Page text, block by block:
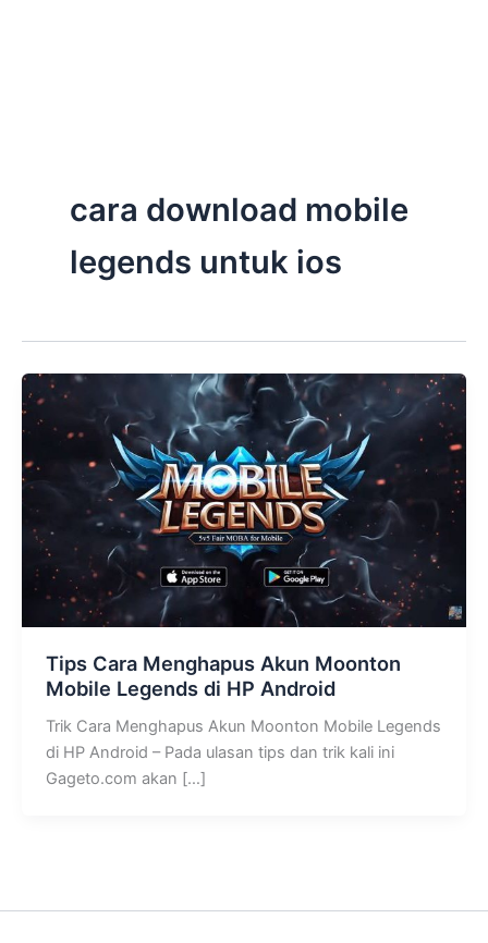
cara download mobile
legends untuk ios
Tips Cara Menghapus Akun Moonton
Mobile Legends di HP Android
Trik Cara Menghapus Akun Moonton Mobile Legends
di HP Android – Pada ulasan tips dan trik kali ini
Gageto.com akan […]